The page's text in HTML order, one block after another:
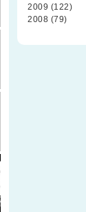
2009 (122)
2008 (79)